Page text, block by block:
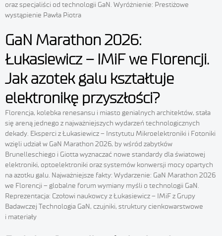
oraz specjaliści od technologii GaN. Wyróżnienie: Prestiżowe
wystąpienie Pawła Piotra
GaN Marathon 2026:
Łukasiewicz – IMiF we Florencji.
Jak azotek galu kształtuje
elektronikę przyszłości?
Florencja, kolebka renesansu i miasto genialnych architektów, stała
się areną jednego z najważniejszych wydarzeń technologicznych
dekady. Eksperci z Łukasiewicz – Instytutu Mikroelektroniki i Fotoniki
wzięli udział w GaN Marathon 2026, by wśród zabytków
Brunelleschiego i Giotta wyznaczać nowe standardy dla światowej
elektroniki, optoelektroniki oraz systemów konwersji mocy opartych
na azotku galu. Najważniejsze fakty: Wydarzenie: GaN Marathon 2026
we Florencji – globalne forum wymiany myśli o technologii GaN.
Reprezentacja: Czołowi naukowcy z Łukasiewicz – IMiF z Grupy
Badawczej Technologia GaN, czujniki, struktury cienkowarstwowe
i materiały